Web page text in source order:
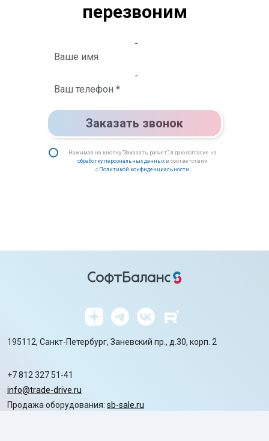
перезвоним
Заказать звонок
Нажимая на кнопку “Заказать расчет”, я даю согласие на
обработку персональных данныхв соответствии
с Политикой конфиденциальности
195112, Санкт-Петербург, Заневский пр., д.30, корп. 2
+7 812 327 51-41
info@trade-drive.ru
Продажа оборудования: sb-sale.ru